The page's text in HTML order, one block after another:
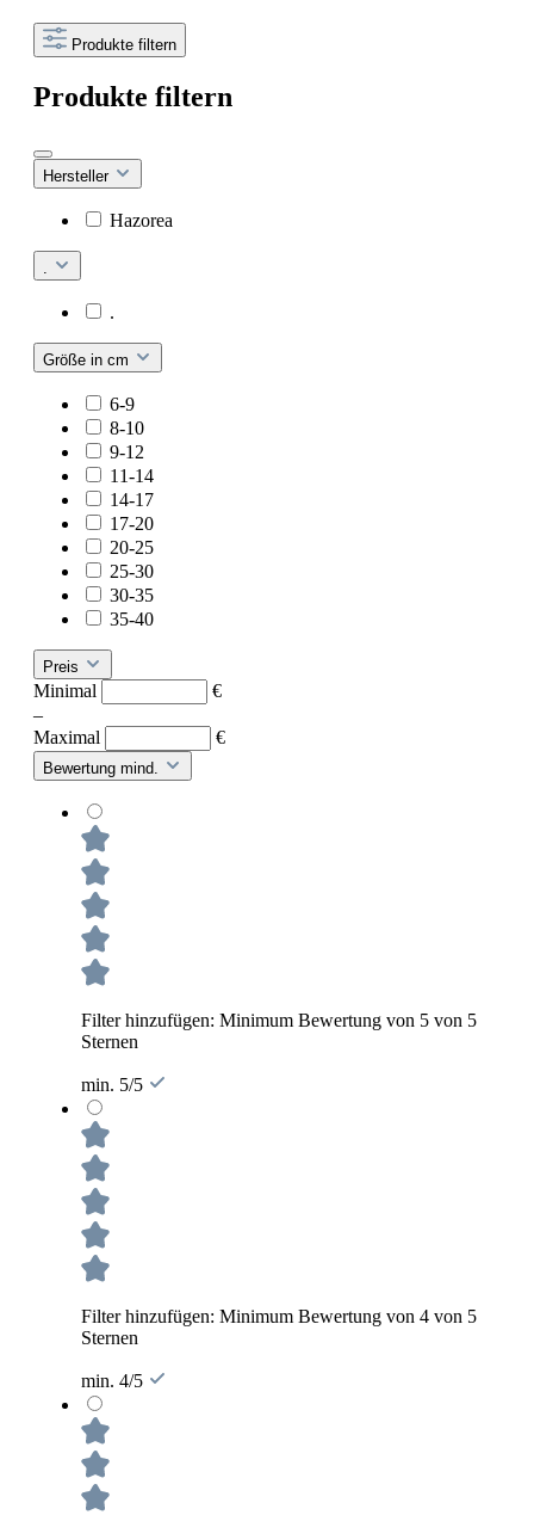
Produkte filtern
Produkte filtern
Hersteller
Hazorea
.
.
Größe in cm
6-9
8-10
9-12
11-14
14-17
17-20
20-25
25-30
30-35
35-40
Preis
Minimal
€
–
Maximal
€
Bewertung mind.
Filter hinzufügen: Minimum Bewertung von 5 von 5
Sternen
min. 5/5
Filter hinzufügen: Minimum Bewertung von 4 von 5
Sternen
min. 4/5